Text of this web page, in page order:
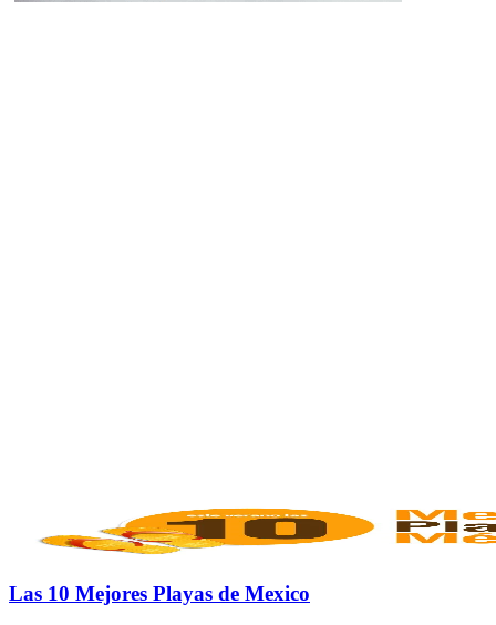
Las 10 Mejores Playas de Mexico